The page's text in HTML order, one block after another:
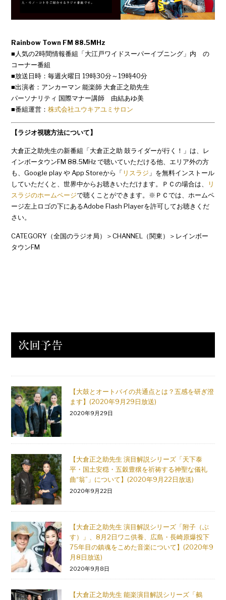
Rainbow Town FM 88.5MHz
■人気の2時間情報番組「大江戸ワイドスーパーイブニング」内 の
コーナー番組
■放送日時：毎週火曜日 19時30分～19時40分
■出演者：アンカーマン 能楽師 大倉正之助先生
パーソナリティ 国際マナー講師 由結あゆ美
■番組運営：株式会社ユウキアユミサロン
【ラジオ視聴方法について】
大倉正之助先生の新番組「大倉正之助 鼓ライダーが行く！」は、レ
インボータウンFM 88.5MHz で聴いていただける他、エリア外の方
も、Google play や App Storeから「 リスラジ 」を無料インストール
していただくと、世界中からお聴きいただけます。ＰＣの場合は、
リ
スラジのホームページで聴くことができます。※ＰＣでは、ホームペ
ージ左上ロゴの下にあるAdobe Flash Playerを許可してお聴きくだ
さい。
CATEGORY（全国のラジオ局）＞CHANNEL（関東）＞レインボー
タウンFM
【大鼓とオートバイの共通点とは？五感を研ぎ澄
ます】(2020年9月29日放送)
2020年9月29日
【大倉正之助先生 演目解説シリーズ「天下泰
平・国土安穏・五穀豊穣を祈祷する神聖な儀礼
曲“翁”」について】(2020年9月22日放送)
2020年9月22日
【大倉正之助先生 演目解説シリーズ「附子（ぶ
す）」、8月2日ワニ供養、広島・長崎原爆投下
75年目の鎮魂をこめた音楽について】(2020年9
月8日放送)
2020年9月8日
【大倉正之助先生 能楽演目解説シリーズ「鵺